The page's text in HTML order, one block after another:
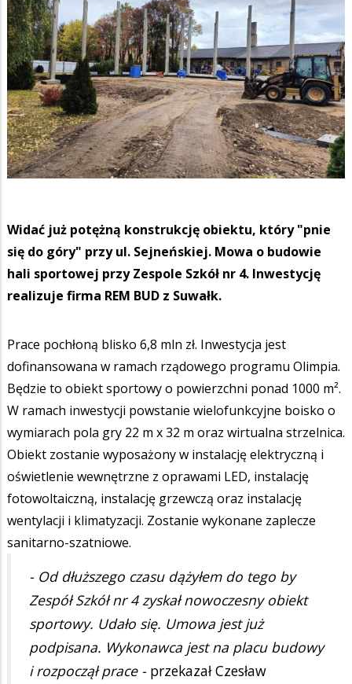
Widać już potężną konstrukcję obiektu, który "pnie
się do góry" przy ul. Sejneńskiej. Mowa o budowie
hali sportowej przy Zespole Szkół nr 4. Inwestycję
realizuje firma REM BUD z Suwałk.
Prace pochłoną blisko 6,8 mln zł. Inwestycja jest
dofinansowana w ramach rządowego programu Olimpia.
Będzie to obiekt sportowy o powierzchni ponad 1000 m².
W ramach inwestycji powstanie wielofunkcyjne boisko o
wymiarach pola gry 22 m x 32 m oraz wirtualna strzelnica.
Obiekt zostanie wyposażony w instalację elektryczną i
oświetlenie wewnętrzne z oprawami LED, instalację
fotowoltaiczną, instalację grzewczą oraz instalację
wentylacji i klimatyzacji. Zostanie wykonane zaplecze
sanitarno-szatniowe.
- Od dłuższego czasu dążyłem do tego by
Zespół Szkół nr 4 zyskał nowoczesny obiekt
sportowy. Udało się. Umowa jest już
podpisana. Wykonawca jest na placu budowy
i rozpoczął prace - przekazał Czesław